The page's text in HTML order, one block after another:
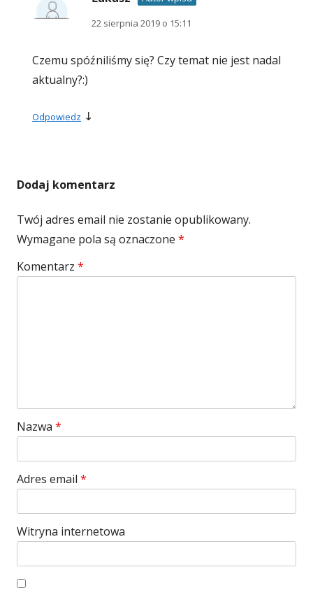
22 sierpnia 2019 o 15:11
Czemu spóźniliśmy się? Czy temat nie jest nadal
aktualny?:)
Odpowiedz ↓
Dodaj komentarz
Twój adres email nie zostanie opublikowany.
Wymagane pola są oznaczone *
Komentarz *
Nazwa *
Adres email *
Witryna internetowa